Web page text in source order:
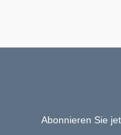
Abonnieren Sie